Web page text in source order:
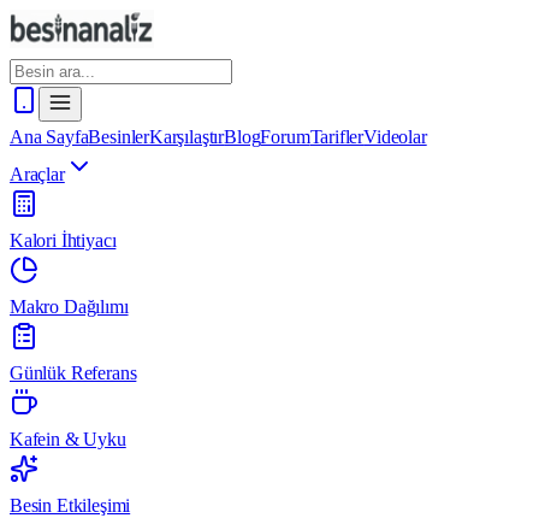
Ana SayfaBesinlerKarşılaştırBlogForumTariflerVideolar
Araçlar
Kalori İhtiyacı
Makro Dağılımı
Günlük Referans
Kafein & Uyku
Besin Etkileşimi